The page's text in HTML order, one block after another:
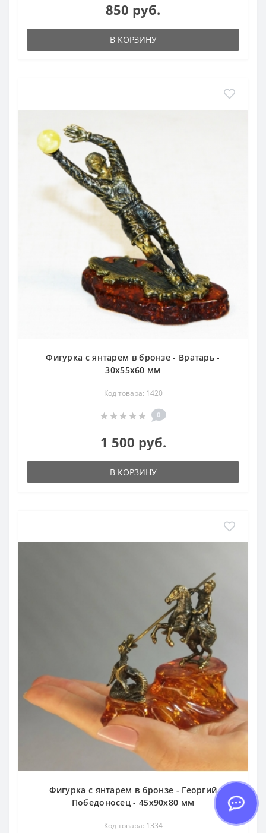
850 руб.
В КОРЗИНУ
Фигурка с янтарем в бронзе - Вратарь -
30х55х60 мм
Код товара: 1420
0
1 500 руб.
В КОРЗИНУ
Фигурка с янтарем в бронзе - Георгий
Победоносец - 45х90х80 мм
Код товара: 1334